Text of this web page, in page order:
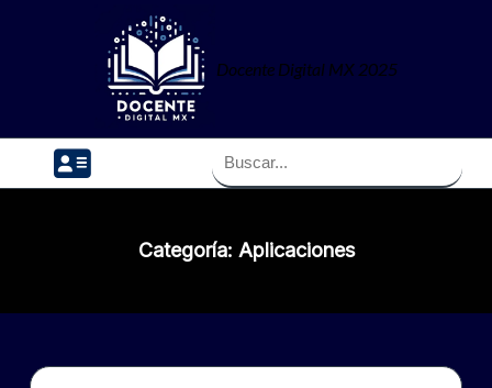
Docente Digital MX 2025
Search
Categoría: Aplicaciones